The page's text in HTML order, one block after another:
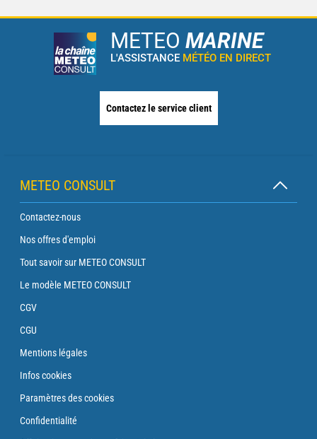
METEO MARINE
L'ASSISTANCE MÉTÉO EN DIRECT
Contactez le service client
METEO CONSULT
Contactez-nous
Nos offres d'emploi
Tout savoir sur METEO CONSULT
Le modèle METEO CONSULT
CGV
CGU
Mentions légales
Infos cookies
Paramètres des cookies
Confidentialité